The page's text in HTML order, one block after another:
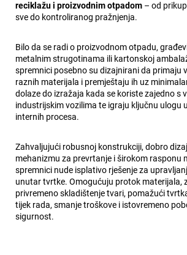
reciklažu i proizvodnim otpadom – od
sve do kontroliranog pražnjenja.
Bilo da se radi o proizvodnom otpadu,
metalnim strugotinama ili kartonskoj
spremnici posebno su dizajnirani da primaju
raznih materijala i premještaju ih uz
dolaze do izražaja kada se koriste zajedno s
industrijskim vozilima te igraju ključnu ulogu
internih procesa.
Zahvaljujući robusnoj konstrukciji, dobro
mehanizmu za prevrtanje i širokom rasponu
spremnici nude isplativo rješenje za
unutar tvrtke. Omogućuju protok materijala,
privremeno skladištenje tvari, pomažući
tijek rada, smanje troškove i istovremeno
sigurnost.